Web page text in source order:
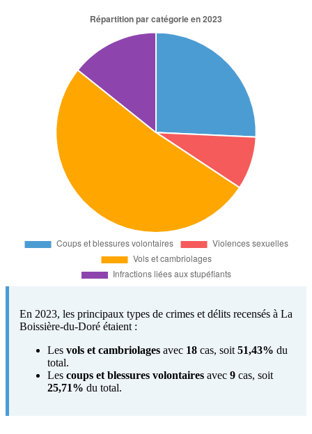
En 2023, les principaux types de crimes et délits recensés à La
Boissière-du-Doré étaient :
Les vols et cambriolages avec 18 cas, soit 51,43% du
total.
Les coups et blessures volontaires avec 9 cas, soit
25,71% du total.